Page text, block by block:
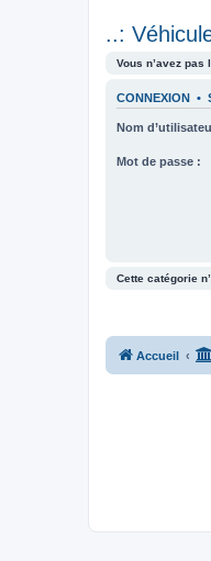
..:
Vous n’avez
CONNEXION •
Nom
Mot de passe :
Cette catégorie
Accueil